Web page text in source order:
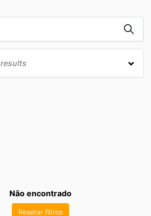
results
Não encontrado
Resetar filtros